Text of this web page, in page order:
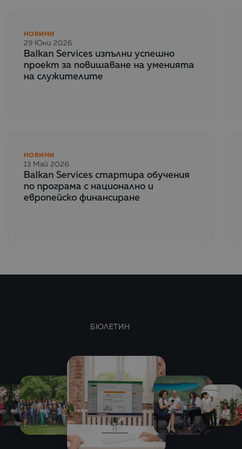
НОВИНИ
29 Юни 2026
Balkan Services изпълни успешно
проект за повишаване на уменията
на служителите
НОВИНИ
13 Май 2026
Balkan Services стартира обучения
по програма с национално и
европейско финансиране
БЮЛЕТИН